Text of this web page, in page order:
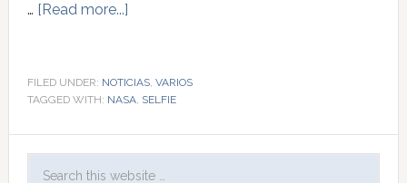
… [Read more...]
FILED UNDER: NOTICIAS, VARIOS
TAGGED WITH: NASA, SELFIE